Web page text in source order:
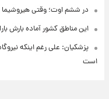
در ششم اوت؛ وقتی
این مناطق کشور آماده بارش
پزشکیان: علی رغم اینکه
است